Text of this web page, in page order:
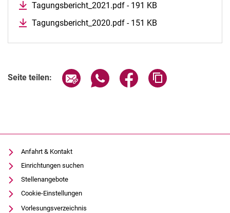
Tagungsbericht_2021.pdf - 191 KB
Tagungsbericht_2020.pdf - 151 KB
Seite teilen: Seite über E-Mail teilen
Seite über WhatsApp teilen
Seite über Facebook
Anfahrt & Kontakt
Einrichtungen suchen
Stellenangebote
Cookie-Einstellungen
Vorlesungsverzeichnis